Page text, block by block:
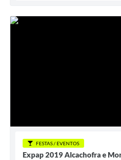
FESTAS / EVENTOS
Expap 2019 Alcachofra e